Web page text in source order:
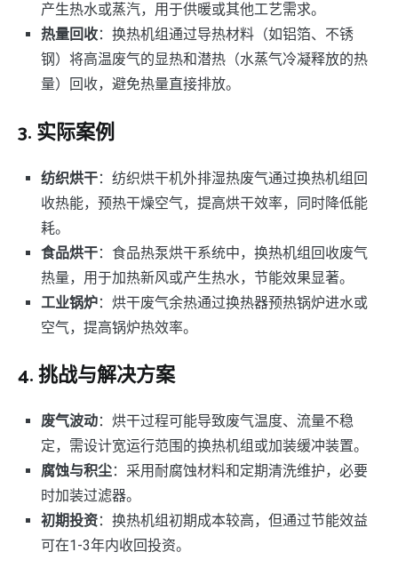
产生热水或蒸汽，用于供暖或其他工艺需求。
热量回收：换热机组通过导热材料（如铝箔、不锈
钢）将高温废气的显热和潜热（水蒸气冷凝释放的热
量）回收，避免热量直接排放。
3.实际案例
纺织烘干：纺织烘干机外排湿热废气通过换热机组回
收热能，预热干燥空气，提高烘干效率，同时降低能
耗。
食品烘干：食品热泵烘干系统中，换热机组回收废气
热量，用于加热新风或产生热水，节能效果显著。
工业锅炉：烘干废气余热通过换热器预热锅炉进水或
空气，提高锅炉热效率。
4.挑战与解决方案
废气波动：烘干过程可能导致废气温度、流量不稳
定，需设计宽运行范围的换热机组或加装缓冲装置。
腐蚀与积尘：采用耐腐蚀材料和定期清洗维护，必要
时加装过滤器。
初期投资：换热机组初期成本较高，但通过节能效益
可在1-3年内收回投资。